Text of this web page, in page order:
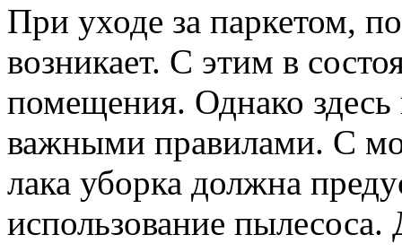
При уходе за паркетом,
возникает. С этим в
помещения. Однако здесь
важными правилами. С
лака уборка должна
использование пылесоса.